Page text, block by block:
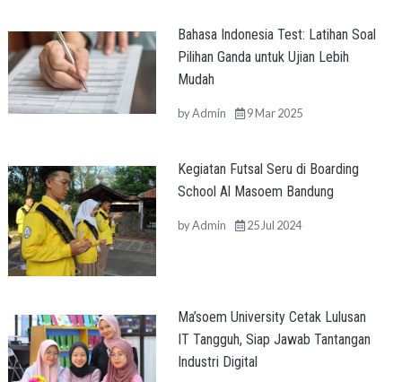
Bahasa Indonesia Test: Latihan Soal
Pilihan Ganda untuk Ujian Lebih
Mudah
byAdmin 9 Mar 2025
Kegiatan Futsal Seru di Boarding
School Al Masoem Bandung
byAdmin 25 Jul 2024
Ma’soem University Cetak Lulusan
IT Tangguh, Siap Jawab Tantangan
Industri Digital